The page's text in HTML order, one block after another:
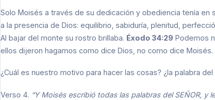
Solo Moisés a través de su dedicación y obediencia tenía
a la presencia de Dios: equilibrio, sabiduría, plenitud,
Al bajar del monte su rostro brillaba. Éxodo 34:29 Podemos
ellos dijeron hagamos como dice Dios, no como dice Moisés.
¿Cuál es nuestro motivo para hacer las cosas? ¿la palabra
Verso 4. “Y Moisés escribió todas las palabras del SEÑOR,